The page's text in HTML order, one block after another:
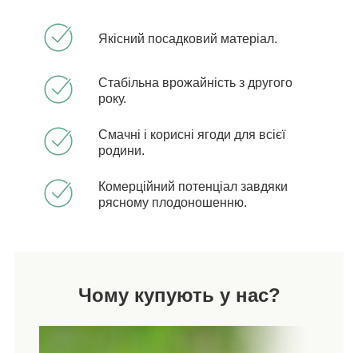
Якісний посадковий матеріал.
Стабільна врожайність з другого
року.
Смачні і корисні ягоди для всієї
родини.
Комерційний потенціал завдяки
рясному плодоношенню.
Чому купують у нас?